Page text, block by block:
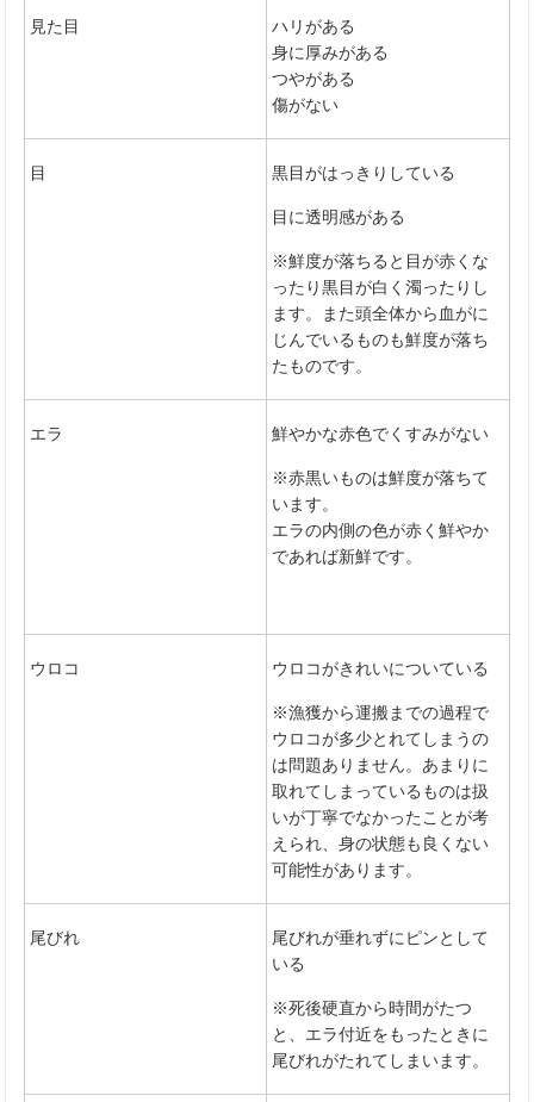
見た目
ハリがある
身に厚みがある
つやがある
傷がない
目 黒目がはっきりしている
目に透明感がある
※鮮度が落ちると目が赤くな
ったり黒目が白く濁ったりし
ます。また頭全体から血がに
じんでいるものも鮮度が落ち
たものです。
エラ 鮮やかな赤色でくすみがない
※赤黒いものは鮮度が落ちて
います。
エラの内側の色が赤く鮮やか
であれば新鮮です。
ウロコ ウロコがきれいについている
※漁獲から運搬までの過程で
ウロコが多少とれてしまうの
は問題ありません。あまりに
取れてしまっているものは扱
いが丁寧でなかったことが考
えられ、身の状態も良くない
可能性があります。
尾びれ
尾びれが垂れずにピンとして
いる
※死後硬直から時間がたつ
と、エラ付近をもったときに
尾びれがたれてしまいます。